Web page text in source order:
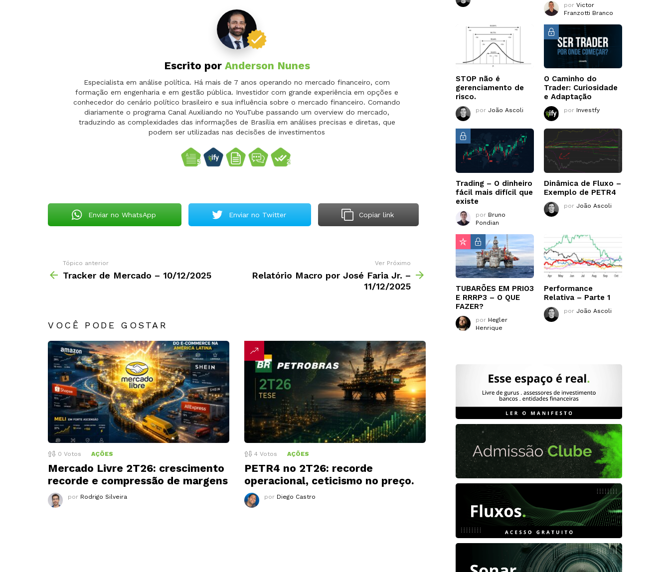
Escrito por Anderson Nunes
Especialista em análise política. Há mais de 7 anos operando no mercado financeiro, com
formação em engenharia e em gestão pública. Investidor com grande experiência em opções e
conhecedor do cenário político brasileiro e sua influência sobre o mercado financeiro. Comando
diariamente o programa Canal Auxiliando no YouTube passando um overview do mercado,
traduzindo as complexidades das informações de Brasília em análises precisas e diretas, que
podem ser utilizadas nas decisões de investimentos
Enviar no WhatsApp Enviar no Twitter Copiar link
Tópico anterior
Tracker de Mercado – 10/12/2025
Ver Próximo
Relatório Macro por José Faria Jr. –
11/12/2025
VOCÊ PODE GOSTAR
0 Votos AÇÕES
Mercado Livre 2T26: crescimento
recorde e compressão de margens
por Rodrigo Silveira
4 Votos AÇÕES
PETR4 no 2T26: recorde
operacional, ceticismo no preço.
por Diego Castro
por Victor
Franzotti Branco
STOP não é
gerenciamento de
risco.
por João Ascoli
O Caminho do
Trader: Curiosidade
e Adaptação
por Investfy
Trading – O dinheiro
fácil mais difícil que
existe
por Bruno
Pondian
Dinâmica de Fluxo –
Exemplo de PETR4
por João Ascoli
TUBARÕES EM PRIO3
E RRRP3 – O QUE
FAZER?
por Hegler
Henrique
Performance
Relativa – Parte 1
por João Ascoli